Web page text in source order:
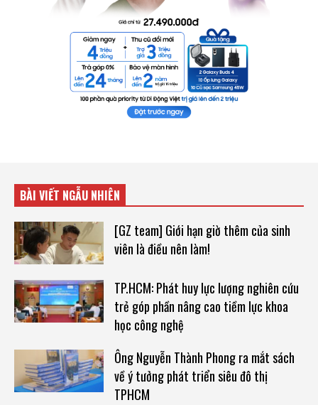
BÀI VIẾT NGẪU NHIÊN
[GZ team] Giới hạn giờ thêm của sinh
viên là điều nên làm!
TP.HCM: Phát huy lực lượng nghiên cứu
trẻ góp phần nâng cao tiềm lực khoa
học công nghệ
Ông Nguyễn Thành Phong ra mắt sách
về ý tưởng phát triển siêu đô thị
TPHCM